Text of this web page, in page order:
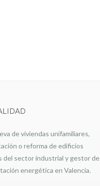
de viviendas unifamiliares,
o reforma de edificios
del sector industrial y gestor de
energética en Valencia.